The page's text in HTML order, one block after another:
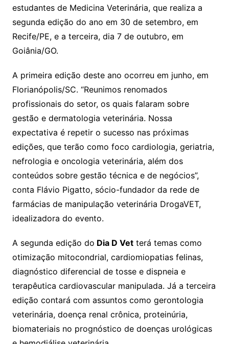
estudantes de Medicina Veterinária, que realiza a
segunda edição do ano em 30 de setembro, em
Recife/PE, e a terceira, dia 7 de outubro, em
Goiânia/GO.
A primeira edição deste ano ocorreu em junho, em
Florianópolis/SC. “Reunimos renomados
profissionais do setor, os quais falaram sobre
gestão e dermatologia veterinária. Nossa
expectativa é repetir o sucesso nas próximas
edições, que terão como foco cardiologia, geriatria,
nefrologia e oncologia veterinária, além dos
conteúdos sobre gestão técnica e de negócios”,
conta Flávio Pigatto, sócio-fundador da rede de
farmácias de manipulação veterinária DrogaVET,
idealizadora do evento.
A segunda edição do Dia D Vetterá temas como
otimização mitocondrial, cardiomiopatias felinas,
diagnóstico diferencial de tosse e dispneia e
terapêutica cardiovascular manipulada. Já a terceira
edição contará com assuntos como gerontologia
veterinária, doença renal crônica, proteinúria,
biomateriais no prognóstico de doenças urológicas